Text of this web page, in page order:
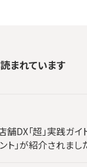
まれています
DX「超」実践ガイ
ト」が紹介されまし